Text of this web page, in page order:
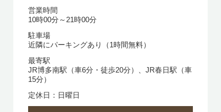
営業時間
10時00分～21時00分
駐車場
近隣にパーキングあり（1時間無料）
最寄駅
JR博多南駅（車6分・徒歩20分）、JR春日駅（車
15分）
定休日：日曜日